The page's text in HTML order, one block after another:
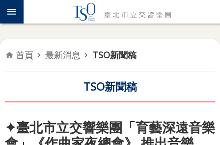
跳到主要內容區塊
認
識
年
音
樂
會
首頁 最新消息 TSO新聞稿
TSO新聞稿
✦臺北市立交響樂團「育藝深遠音樂